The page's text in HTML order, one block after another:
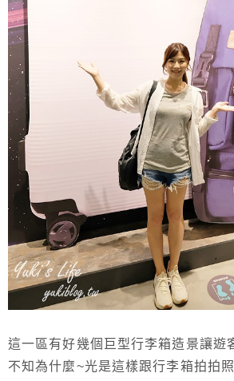
這一區有好幾個巨型行李箱造景讓遊
不知為什麼~光是這樣跟行李箱拍拍